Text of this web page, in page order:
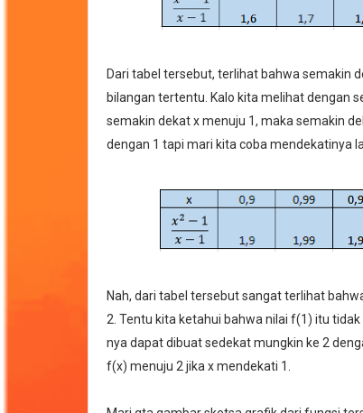
Dari tabel tersebut, terlihat bahwa semakin
bilangan tertentu. Kalo kita melihat dengan
semakin dekat x menuju 1, maka semakin
dengan 1 tapi mari kita coba mendekatinya
Nah, dari tabel tersebut sangat terlihat
2. Tentu kita ketahui bahwa nilai f(1) itu
nya dapat dibuat sedekat mungkin ke 2
f(x) menuju 2 jika x mendekati 1.